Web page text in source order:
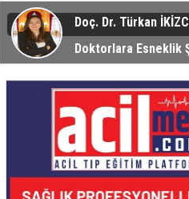
Doç. Dr. Türkan
Doktorlara Esneklik